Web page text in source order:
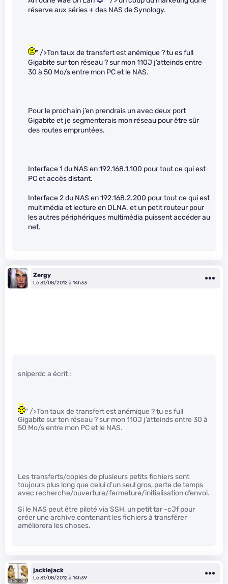
réserve aux séries + des NAS de Synology.
" />Ton taux de transfert est anémique ? tu es full
Gigabite sur ton réseau ? sur mon 110J j’atteinds entre
30 à 50 Mo/s entre mon PC et le NAS.
Pour le prochain j’en prendrais un avec deux port
Gigabite et je segmenterais mon réseau pour être sûr
des routes empruntées.
Interface 1 du NAS en 192.168.1.100 pour tout ce qui est
PC et accès distant.
Interface 2 du NAS en 192.168.2.200 pour tout ce qui est
multimédia et lecture en DLNA. et un petit routeur pour
les autres périphériques multimédia puissent accéder au
net.
Zergy
Le 31/08/2012 à 14h33
sniperdc a écrit :
" />Ton taux de transfert est anémique ? tu es full
Gigabite sur ton réseau ? sur mon 110J j’atteinds entre 30 à
50 Mo/s entre mon PC et le NAS.
Les transferts/copies de plusieurs petits fichiers sont
toujours plus long que celui d’un seul gros, perte de temps
avec recherche/ouverture/fermeture/initialisation d’envoi.
Si le NAS peut être piloté via SSH, un petit tar -cJf pour
créer une archive contenant les fichiers à transférer
améliorera les choses.
jacklejack
Le 31/08/2012 à 14h39